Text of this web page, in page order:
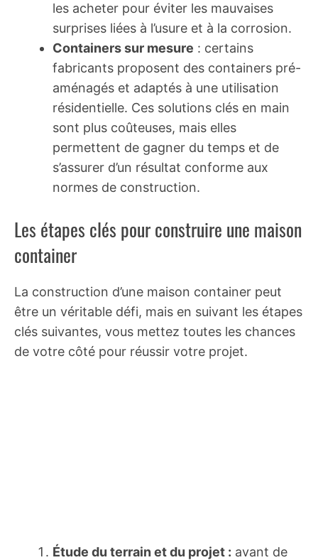
les acheter pour éviter les mauvaises
surprises liées à l’usure et à la corrosion.
Containers sur mesure : certains
fabricants proposent des containers pré-
aménagés et adaptés à une utilisation
résidentielle. Ces solutions clés en main
sont plus coûteuses, mais elles
permettent de gagner du temps et de
s’assurer d’un résultat conforme aux
normes de construction.
Les étapes clés pour construire une maison
container
La construction d’une maison container peut
être un véritable défi, mais en suivant les étapes
clés suivantes, vous mettez toutes les chances
de votre côté pour réussir votre projet.
Étude du terrain et du projet : avant de